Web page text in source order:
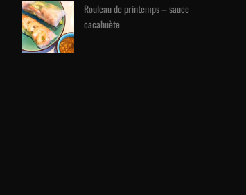
Rouleau de printemps – sauce
cacahuète